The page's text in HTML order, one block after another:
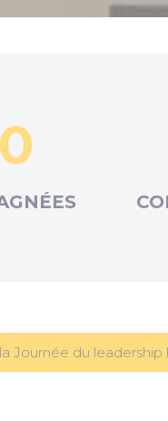
Journée du leadership